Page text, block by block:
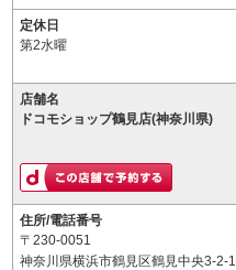
定休日
第2水曜
店舗名
ドコモショップ鶴見店(神奈川県)
住所/電話番号
〒230-0051
神奈川県横浜市鶴見区鶴見中央3-2-1